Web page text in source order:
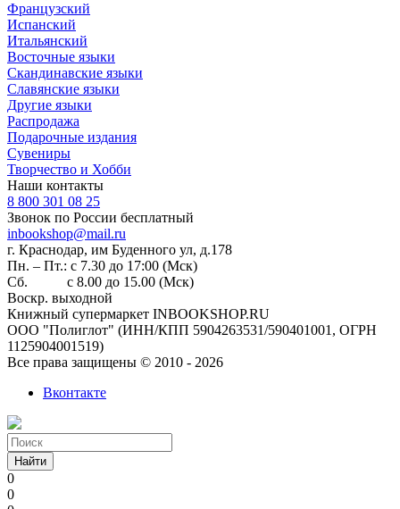
Французский
Испанский
Итальянский
Восточные языки
Скандинавские языки
Славянские языки
Другие языки
Распродажа
Подарочные издания
Сувениры
Творчество и Хобби
Наши контакты
8 800 301 08 25
Звонок по России бесплатный
inbookshop@mail.ru
г. Краснодар, им Буденного ул, д.178
Пн. – Пт.: с 7.30 до 17:00 (Мск)
Сб. с 8.00 до 15.00 (Мск)
Воскр. выходной
Книжный супермаркет INBOOKSHOP.RU
ООО "Полиглот" (ИНН/КПП 5904263531/590401001, ОГРН
1125904001519)
Все права защищены © 2010 - 2026
Вконтакте
Найти
0
0